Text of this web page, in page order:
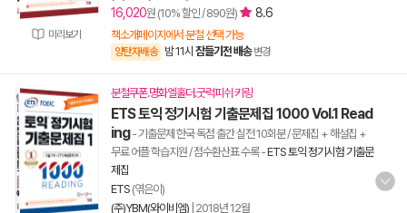
미리보기
16,020원 (10% 할인 / 890원) 8.6
책소개페이지에서 분철 선택 가능
양탄자배송 밤 11시 잠들기전 배송 변경
분철쿠폰.명화엘홀더.굿럭피쉬 키링
ETS 토익 정기시험 기출문제집 1000 Vol.1 Read
ing- 기출문제 한국 독점 출간 실전 10회분 / 문제집 + 해설집 +
무료 어플 학습지원 / 점수환산표 수록-ETS 토익 정기시험 기출문
제집
ETS (엮은이)
(주)YBM(와이비엠) 2018년 12월